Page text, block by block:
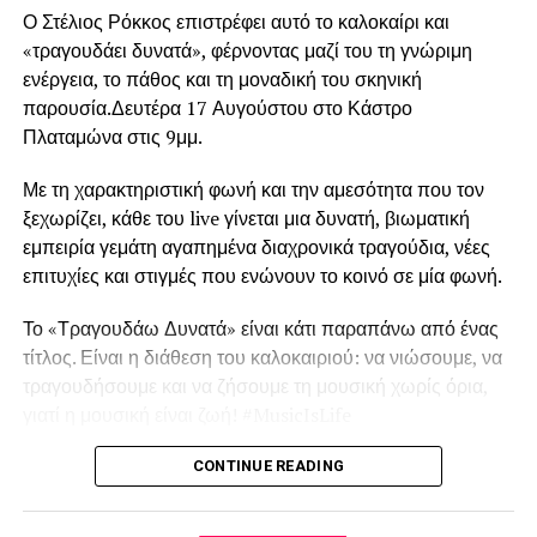
επιστημονική γνώση σε πραγματικά συστήματα
διαχείρισης αποβλήτων, το SOWISE+ θα υποστηρίξει
το σύγχρονο μοντέλο κυκλικής αστικής-βιομηχανικής
συμβίωσης.
Το SOWISE+ θα δημιουργήσει την πρώτη στο είδος της
πολυλειτουργική βιοδιυλιστηριακή μονάδα, η οποία θα
μετατρέπει δύο ροές αποβλήτων σε υλικά υψηλής αξίας.
Τα χωριστά συλλεγόμενα αστικά απόβλητα (βιοαπόβλητα
και απορροφητικά προϊόντα υγιεινής, π.χ. πάνες,
σερβιέτες) θα μετατρέπονται σε πολυμερή (πλαστικό) και
κυτταρίνη.
Σε πλήρη κλίμακα, το έργο στοχεύει στην παραγωγή
Παράλληλα, η υποδομή για τα απορροφητικά προϊόντα
υγιεινής θα συνδεθεί με εξειδικευμένη τεχνολογική
μονάδα με στόχο την παραγωγή έως και 700 τόνων
Ο Στέλιος Ρόκκος επιστρέφει αυτό το καλοκαίρι και
«τραγουδάει δυνατά», φέρνοντας μαζί του τη γνώριμη
ενέργεια, το πάθος και τη μοναδική του σκηνική
παρουσία.Δευτέρα 17 Αυγούστου στο Κάστρο
Πλαταμώνα στις 9μμ.
Με τη χαρακτηριστική φωνή και την αμεσότητα που τον
ξεχωρίζει, κάθε του live γίνεται μια δυνατή, βιωματική
εμπειρία γεμάτη αγαπημένα διαχρονικά τραγούδια, νέες
επιτυχίες και στιγμές που ενώνουν το κοινό σε μία φωνή.
Το «Τραγουδάω Δυνατά» είναι κάτι παραπάνω από ένας
τίτλος. Είναι η διάθεση του καλοκαιριού: να νιώσουμε, να
τραγουδήσουμε και να ζήσουμε τη μουσική χωρίς όρια,
Στο πλευρό του Στέλιου Ρόκκου η Έλενα Παναγιωτίδου.
Αυτό το καλοκαίρι, τραγουδάμε δυνατά. Μαζί.
CONTINUE READING